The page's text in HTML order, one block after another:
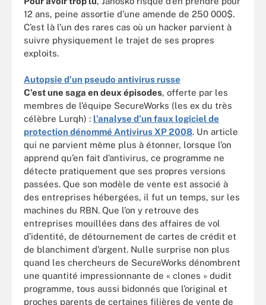
12 ans, peine assortie d’une amende de 250 000$.
C’est là l’un des rares cas où un hacker parvient à
suivre physiquement le trajet de ses propres
exploits.
Autopsie d’un pseudo antivirus russe
C’est une saga en deux épisodes, offerte par les
membres de l’équipe SecureWorks (les ex du très
célèbre Lurqh) : l’analyse d’un faux logiciel de
protection dénommé Antivirus XP 2008. Un article
qui ne parvient même plus à étonner, lorsque l’on
apprend qu’en fait d’antivirus, ce programme ne
détecte pratiquement que ses propres versions
passées. Que son modèle de vente est associé à
des entreprises hébergées, il fut un temps, sur les
machines du RBN. Que l’on y retrouve des
entreprises mouillées dans des affaires de vol
d’identité, de détournement de cartes de crédit et
de blanchiment d’argent. Nulle surprise non plus
quand les chercheurs de SecureWorks dénombrent
une quantité impressionnante de « clones » dudit
programme, tous aussi bidonnés que l’original et
proches parents de certaines filières de vente de